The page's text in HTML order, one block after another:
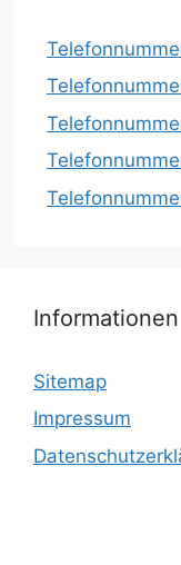
Informationen
Sitemap
Impressum